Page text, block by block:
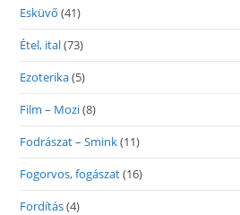
Esküvő (41)
Étel, ital(73)
Ezoterika(5)
Film – Mozi(8)
Fodrászat – Smink(11)
Fogorvos, fogászat(16)
Fordítás(4)